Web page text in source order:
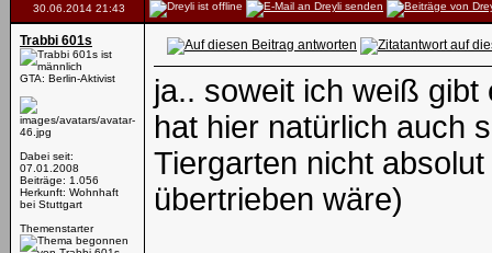
30.06.2014 21:43
Trabbi 601s
GTA: Berlin-Aktivist
Dabei seit:
07.01.2008
Beiträge: 1.056
Herkunft: Wohnhaft
bei Stuttgart
Themenstarter
ja.. soweit ich weiß
hat hier natürlich auch
Tiergarten nicht
übertrieben wäre)